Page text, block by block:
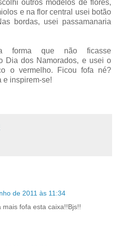
outros modelos de flores,
e na flor central usei botão
bordas, usei passamanaria
forma que não ficasse
Dia dos Namorados, e usei o
o vermelho. Ficou fofa né?
e inspirem-se!
de 2011 às 11:34
fofa esta caixa!!Bjs!!